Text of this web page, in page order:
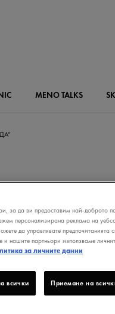
MENOTALKS
за да ви предоставим най-доброто
персонализирана реклама на
да управлявате предпочитанията
нашите партньори използваме
за личните данни
всички Приемане на